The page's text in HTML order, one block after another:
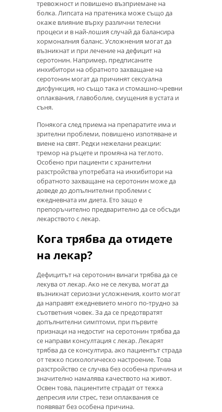
тревожност и повишено възприемане на
болка. Липсата на пратеника може също да
окаже влияние върху различни телесни
процеси и в най-лошия случай да балансира
хормоналния баланс. Усложнения могат да
възникнат и при лечение на дефицит на
серотонин. Например, предписаните
инхибитори на обратното захващане на
серотонин могат да причинят сексуална
дисфункция, но също така и стомашно-чревни
оплаквания, главоболие, смущения в устата и
съня.
Понякога след приема на препаратите има и
зрителни проблеми, повишено изпотяване и
виене на свят. Редки нежелани реакции:
тремор на ръцете и промяна на теглото.
Особено при пациенти с хранителни
разстройства употребата на инхибитори на
обратното захващане на серотонин може да
доведе до допълнителни проблеми с
ежедневната им диета. Ето защо е
препоръчително предварително да се обсъди
лекарството с лекар.
Кога трябва да отидете
на лекар?
Дефицитът на серотонин винаги трябва да се
лекува от лекар. Ако не се лекува, могат да
възникнат сериозни усложнения, които могат
да направят ежедневието много по-трудно за
съответния човек. За да се предотвратят
допълнителни симптоми, при първите
признаци на недостиг на серотонин трябва да
се направи консултация с лекар. Лекарят
трябва да се консултира, ако пациентът страда
от тежко психологическо настроение. Това
разстройство се случва без особена причина и
значително намалява качеството на живот.
Освен това, пациентите страдат от тежка
депресия или стрес, тези оплаквания се
появяват без особена причина.